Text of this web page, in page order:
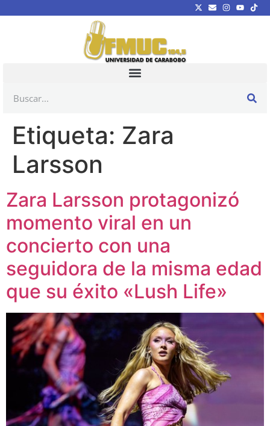
Etiqueta: Zara
Larsson
Zara Larsson protagonizó
momento viral en un
concierto con una
seguidora de la misma edad
que su éxito «Lush Life»